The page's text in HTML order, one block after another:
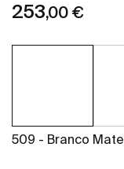
253,00 €
509 - Branco Mate